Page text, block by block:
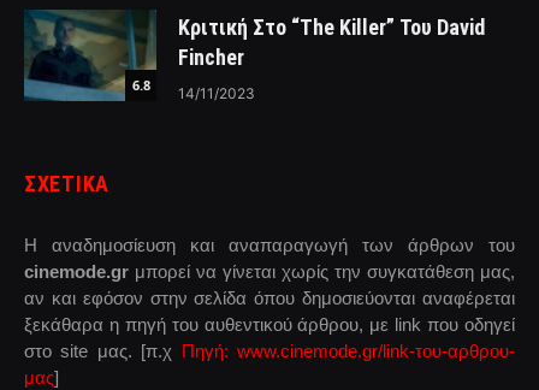
6.8
Κριτική Στο “The Killer” Του David
Fincher
14/11/2023
ΣΧΕΤΙΚΑ
Η αναδημοσίευση και αναπαραγωγή των άρθρων του
cinemode.gr μπορεί να γίνεται χωρίς την συγκατάθεση μας,
αν και εφόσον στην σελίδα όπου δημοσιεύονται αναφέρεται
ξεκάθαρα η πηγή του αυθεντικού άρθρου, με link που οδηγεί
στο site μας. [π.χ Πηγή: www.cinemode.gr/link-του-αρθρου-
μας]